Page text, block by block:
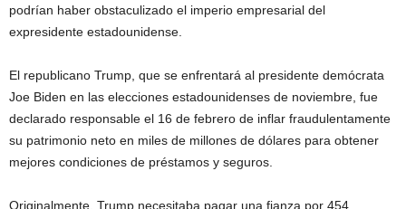
podrían haber obstaculizado el imperio empresarial del
expresidente estadounidense.
El republicano Trump, que se enfrentará al presidente demócrata
Joe Biden en las elecciones estadounidenses de noviembre, fue
declarado responsable el 16 de febrero de inflar fraudulentamente
su patrimonio neto en miles de millones de dólares para obtener
mejores condiciones de préstamos y seguros.
Originalmente, Trump necesitaba pagar una fianza por 454